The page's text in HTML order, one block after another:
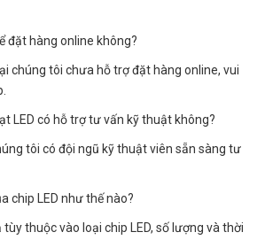
đặt hàng online không?
chúng tôi chưa hỗ trợ đặt hàng online, vui
LED có hỗ trợ tư vấn kỹ thuật không?
tôi có đội ngũ kỹ thuật viên sẵn sàng tư
chip LED như thế nào?
tùy thuộc vào loại chip LED, số lượng và thời